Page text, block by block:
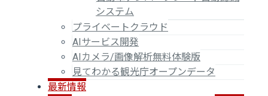
システム
プライベートクラウド
AIサービス開発
AIカメラ/画像解析無料体験版
見てわかる観光庁オープンデータ
最新情報